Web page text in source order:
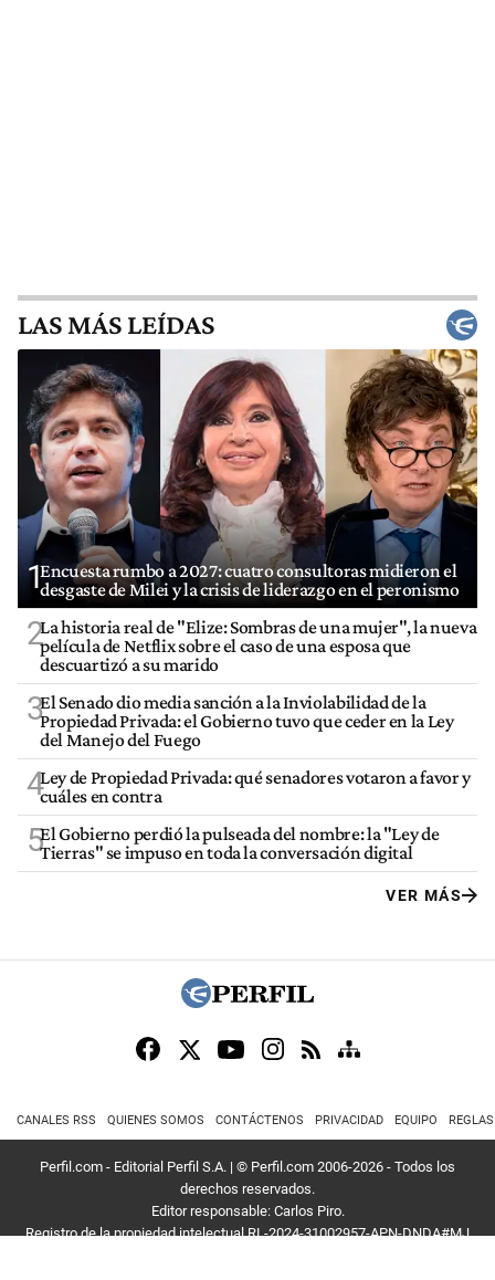
LAS MÁS LEÍDAS
1Encuesta rumbo a 2027: cuatro consultoras midieron el
desgaste de Milei y la crisis de liderazgo en el peronismo
2La historia real de "Elize: Sombras de una mujer", la nueva
película de Netflix sobre el caso de una esposa que
descuartizó a su marido
3El Senado dio media sanción a la Inviolabilidad de la
Propiedad Privada: el Gobierno tuvo que ceder en la Ley
del Manejo del Fuego
4Ley de Propiedad Privada: qué senadores votaron a favor y
cuáles en contra
5El Gobierno perdió la pulseada del nombre: la "Ley de
Tierras" se impuso en toda la conversación digital
VER MÁS
CANALES RSS QUIENES SOMOS CONTÁCTENOS PRIVACIDAD EQUIPO
Perfil.com - Editorial Perfil S.A. | © Perfil.com 2006-2026 - Todos los
derechos reservados.
Editor responsable: Carlos Piro.
Registro de la propiedad intelectual RL-2024-31002957-APN-DNDA#MJ